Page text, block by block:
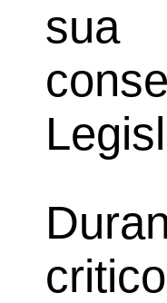
sua